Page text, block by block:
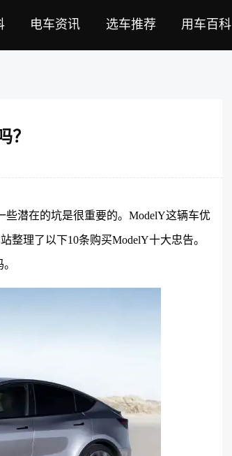
电车资讯 选车推荐 用车百科
？
潜在的坑是很重要的。ModelY这辆车优
整理了以下10条购买ModelY十大忠告。